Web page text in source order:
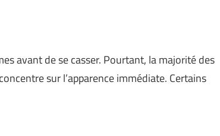
avant de se casser. Pourtant, la majorité des
sur l’apparence immédiate. Certains